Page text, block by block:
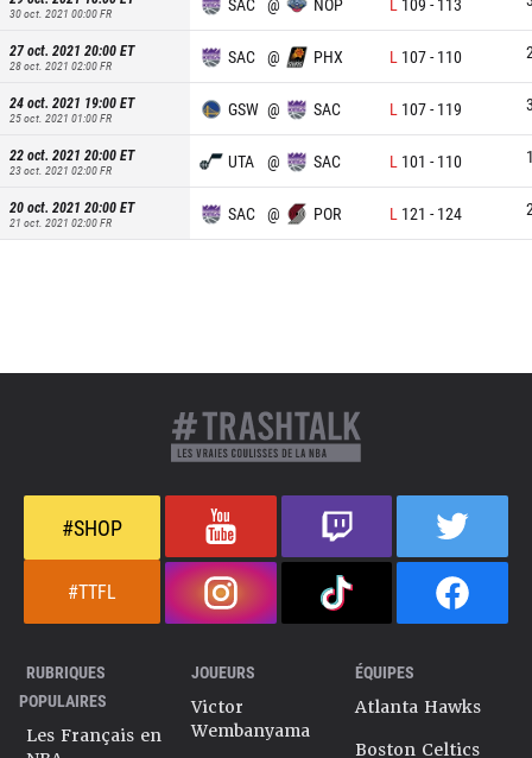
30 oct. 2021 00:00FR
27 oct. 2021 20:00ET
28 oct. 2021 02:00FR SAC @ PHX L 107- 110
24 oct. 2021 19:00ET
25 oct. 2021 01:00FR GSW @ SAC L 107- 119
22 oct. 2021 20:00ET
23 oct. 2021 02:00FR UTA @ SAC L 101 - 110
20 oct. 2021 20:00ET
21 oct. 2021 02:00FR SAC @ POR L 121 - 124
#SHOP
#TTFL
RUBRIQUES
POPULAIRES
Les Français en
JOUEURS
Victor
Wembanyama
ÉQUIPES
Atlanta Hawks
Boston Celtics